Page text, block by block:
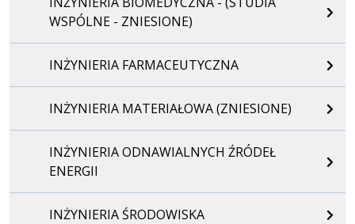
WSPÓLNE - ZNIESIONE)
INŻYNIERIA FARMACEUTYCZNA
INŻYNIERIA MATERIAŁOWA (ZNIESIONE)
INŻYNIERIA ODNAWIALNYCH ŹRÓDEŁ
ENERGII
INŻYNIERIA ŚRODOWISKA